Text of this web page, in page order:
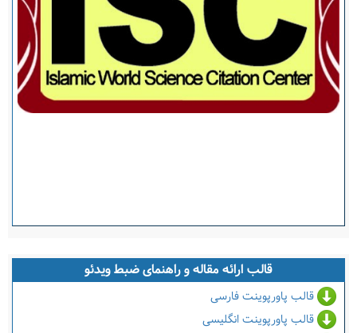
قالب ارائه مقاله و راهنمای ضبط ویدئو
قالب پاورپوینت فارسی
قالب پاورپوینت انگلیسی